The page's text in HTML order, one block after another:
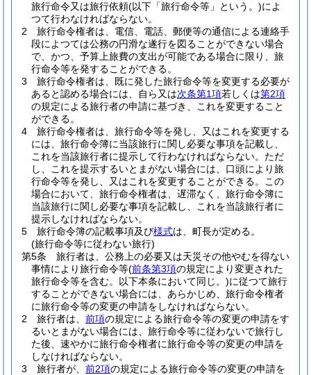
旅行命令又は旅行依頼(以下「旅行命令等」という。)によ
つて行わなければならない。
2
旅行命令権者は、電信、電話、郵便等の通信による連絡手
段によつては公務の円滑な遂行を図ることができない場合
で、かつ、予算上旅費の支出が可能である場合に限り、旅
行命令等を発することができる。
3
旅行命令権者は、既に発した旅行命令等を変更する必要が
あると認める場合には、自ら又は次条第1項若しくは第2項
の規定による旅行者の申請に基づき、これを変更すること
ができる。
4
旅行命令権者は、旅行命令等を発し、又はこれを変更する
には、旅行命令簿に当該旅行に関し必要な事項を記載し、
これを当該旅行者に提示して行わなければならない。 ただ
し、これを提示するいとまがない場合には、口頭により旅
行命令等を発し、又はこれを変更することができる。
この
場合において、旅行命令権者は、遅滞なく、旅行命令簿に
当該旅行に関し必要な事項を記載し、これを当該旅行者に
提示しなければならない。
5
旅行命令簿の記載事項及び様式は、町長が定める。
(旅行命令等に従わない旅行)
第5条
旅行者は、公務上の必要又は天災その他やむを得ない
事情により旅行命令等(前条第3項の規定により変更された
旅行命令等を含む。以下本条において同じ。)に従つて旅行
することができない場合には、あらかじめ、旅行命令権者
に旅行命令等の変更の申請をしなければならない。
2
旅行者は、 前項の規定による旅行命令等の変更の申請をす
るいとまがない場合には、旅行命令等に従わないで旅行し
た後、速やかに旅行命令権者に旅行命令等の変更の申請を
しなければならない。
3
旅行者が、 前2項の規定による旅行命令等の変更の申請を